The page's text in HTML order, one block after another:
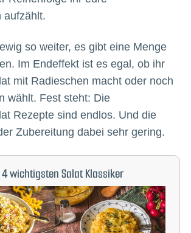
aufzählt.
so weiter, es gibt eine Menge
Im Endeffekt ist es egal, ob ihr
mit Radieschen macht oder noch
wählt. Fest steht: Die
Rezepte sind endlos. Und die
Zubereitung dabei sehr gering.
4 wichtigsten Salat Klassiker